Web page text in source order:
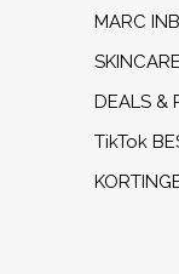
MARC
SKINCARE
DEALS &
TikTok